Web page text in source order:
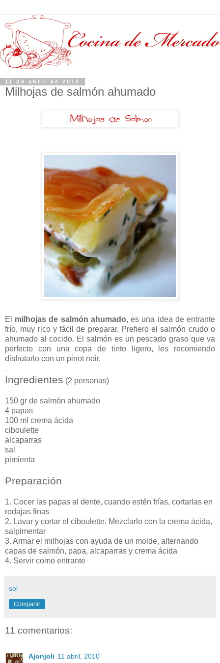
11 de abril de 2010
Milhojas de salmón ahumado
El milhojas de salmón ahumado, es una idea de entrante
frío, muy rico y fácil de preparar. Prefiero el salmón crudo o
ahumado al cocido. El salmón es un pescado graso que va
perfecto con una copa de tinto ligero, les recomiendo
disfrutarlo con un pinot noir.
.
Ingredientes (2 personas)
150 gr de salmón ahumado
4 papas
100 ml crema ácida
ciboulette
alcaparras
sal
pimienta
Preparación
1. Cocer las papas al dente, cuando estén frías, cortarlas en
rodajas finas
2. Lavar y cortar el ciboulette. Mezclarlo con la crema ácida,
salpimentar
3. Armar el milhojas con ayuda de un molde, alternando
capas de salmón, papa, alcaparras y crema ácida
4. Servir como entrante
sol
Compartir
11 comentarios:
Ajonjoli 11 abril, 2010